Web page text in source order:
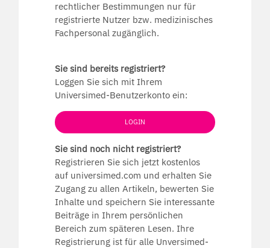
rechtlicher Bestimmungen nur für
registrierte Nutzer bzw. medizinisches
Fachpersonal zugänglich.
Sie sind bereits registriert?
Loggen Sie sich mit Ihrem
Universimed-Benutzerkonto ein:
LOGIN
Sie sind noch nicht registriert?
Registrieren Sie sich jetzt kostenlos
auf universimed.com und erhalten Sie
Zugang zu allen Artikeln, bewerten Sie
Inhalte und speichern Sie interessante
Beiträge in Ihrem persönlichen
Bereich zum späteren Lesen. Ihre
Registrierung ist für alle Unversimed-